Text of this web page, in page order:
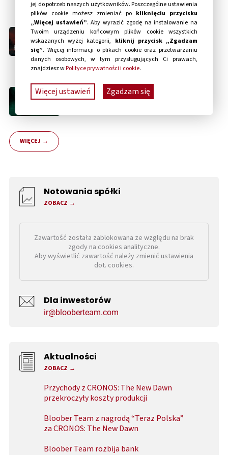
jej do potrzeb naszych użytkowników. Poszczególne ustawienia
plików cookie możesz zmieniać po kliknięciu przycisku
„Więcej ustawień”. Aby wyrazić zgodę na instalowanie na
Twoim urządzeniu końcowym plików cookie wszystkich
wskazanych wyżej kategorii, kliknij przycisk „Zgadzam
się”. Więcej informacji o plikach cookie oraz przetwarzaniu
danych osobowych, w tym przysługujących Ci prawach,
znajdziesz wPolityce prywatności i cookie.
Więcej ustawień Zgadzam się
produkcji
10.06.2026
Bloober Team z nagrodą
“Teraz Polska” za CRONOS:
The New Dawn
08.06.2026
Bloober Team rozbija bank
WIĘCEJ
Notowania spółki
ZOBACZ
Zawartość została zablokowana ze względu na brak
zgody na cookies analityczne.
Aby wyświetlić zawartość należy zmienić ustawienia
dot. cookies.
Dla inwestorów
ir@blooberteam.com
Aktualności
ZOBACZ
Przychody z CRONOS: The New Dawn
przekroczyły koszty produkcji
Bloober Team z nagrodą “Teraz Polska”
za CRONOS: The New Dawn
Bloober Team rozbija bank